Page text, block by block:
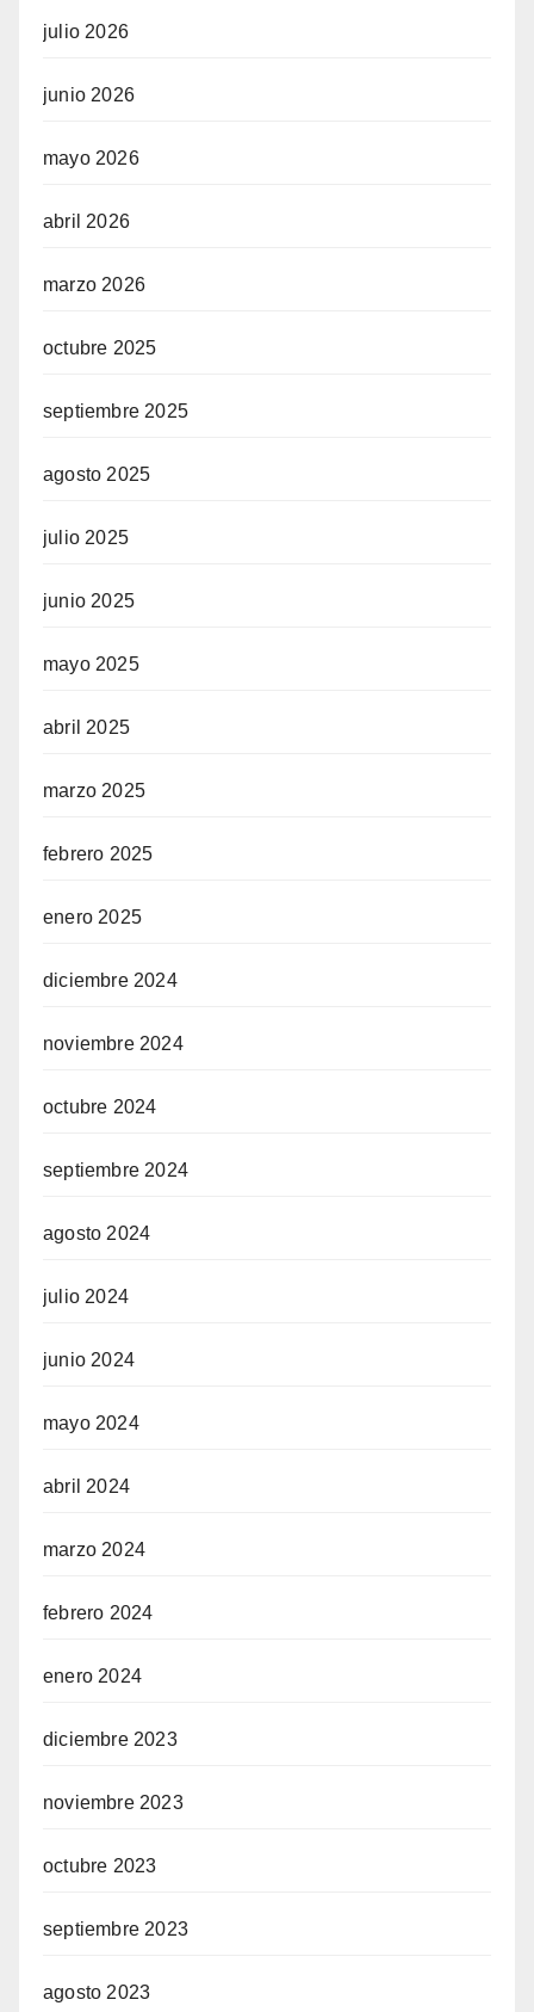
julio 2026
junio 2026
mayo 2026
abril 2026
marzo 2026
octubre 2025
septiembre 2025
agosto 2025
julio 2025
junio 2025
mayo 2025
abril 2025
marzo 2025
febrero 2025
enero 2025
diciembre 2024
noviembre 2024
octubre 2024
septiembre 2024
agosto 2024
julio 2024
junio 2024
mayo 2024
abril 2024
marzo 2024
febrero 2024
enero 2024
diciembre 2023
noviembre 2023
octubre 2023
septiembre 2023
agosto 2023